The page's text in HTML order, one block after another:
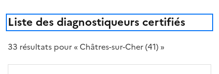
Liste des diagnostiqueurs certifiés
33 résultats pour « Châtres-sur-Cher (41) »